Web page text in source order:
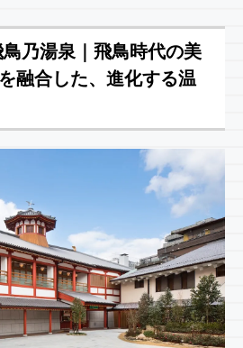
乃湯泉｜飛鳥時代の美
融合した、進化する温